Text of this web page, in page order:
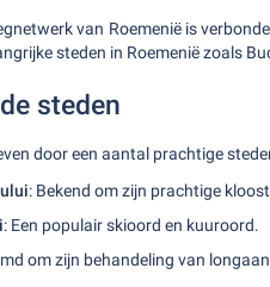
van Roemenië is
steden in Roemenië zoals
steden
door een aantal prachtige
: Bekend om zijn prachtige
: Een populair skioord en kuuroord.
om zijn behandeling van